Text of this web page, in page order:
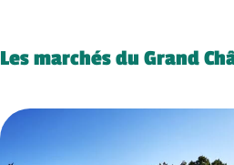
Les marchés du Grand